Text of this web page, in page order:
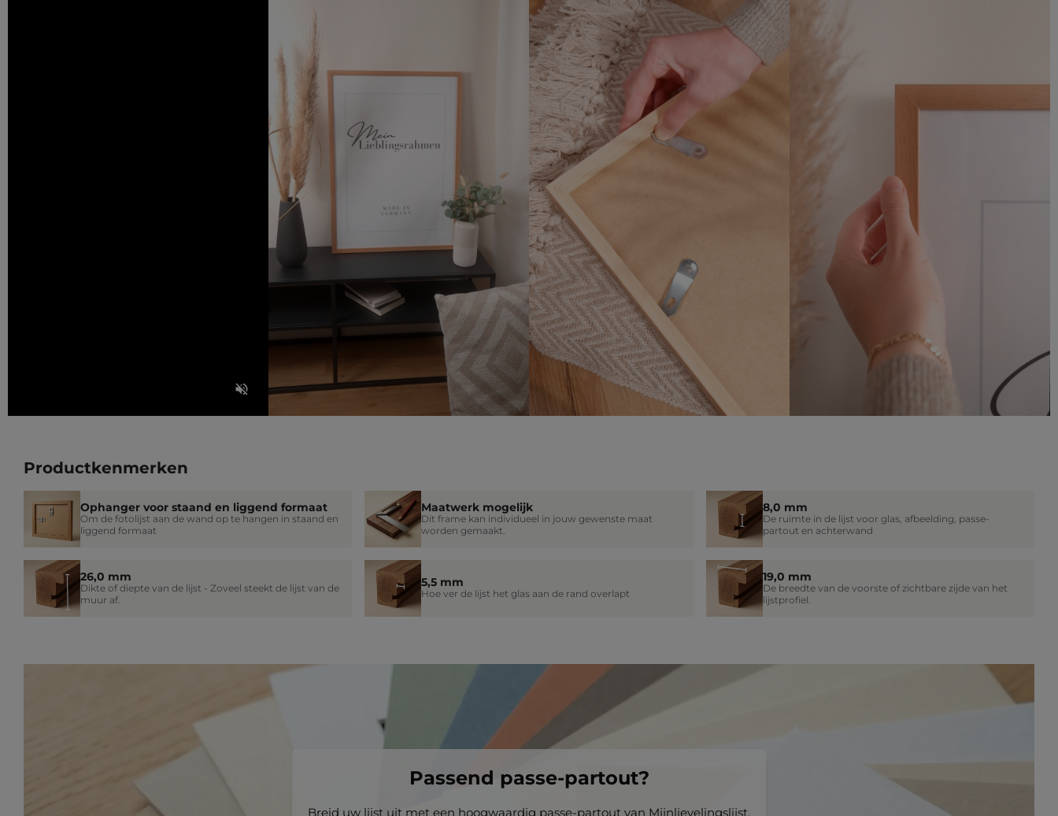
Productkenmerken
Ophanger voor staand en liggend formaat
Om de fotolijst aan de wand op te hangen in staand en
liggend formaat
Maatwerk mogelijk
Dit frame kan individueel in jouw gewenste maat
worden gemaakt.
8,0 mm
De ruimte in de lijst voor glas, afbeelding, passe-
partout en achterwand
26,0 mm
Dikte of diepte van de lijst - Zoveel steekt de lijst van de
muur af.
5,5 mm
Hoe ver de lijst het glas aan de rand overlapt
19,0 mm
De breedte van de voorste of zichtbare zijde van het
lijstprofiel.
Passend passe-partout?
Breid uw lijst uit met een hoogwaardig passe-partout van Mijnlievelingslijst.